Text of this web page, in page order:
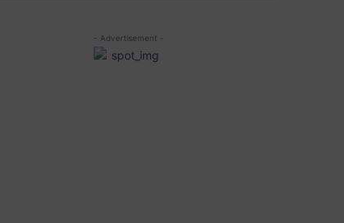
- Advertisement -